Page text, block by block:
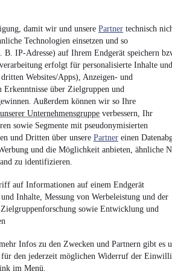
damit wir und unsere Partner technisch
Technologien einsetzen und so
B. IP-Adresse) auf Ihrem Endgerät speichern
erfolgt für personalisierte Inhalte und
Websites/Apps), Anzeigen- und
Erkenntnisse über Zielgruppen und
Außerdem können wir so Ihre
unserer Unternehmensgruppe verbessern, Ihr
sowie Segmente mit pseudonymisierten
und Dritten über unsere Partner einen
und die Möglichkeit anbieten, ähnliche
zu identifizieren.
auf Informationen auf einem Endgerät
Inhalte, Messung von Werbeleistung und der
sowie Entwicklung und
Infos zu den Zwecken und Partnern gibt es
für den jederzeit möglichen Widerruf der
im Menü.
(English)
by
es auf mobile.de, dem Marktplatz für
Autosund Motorräder